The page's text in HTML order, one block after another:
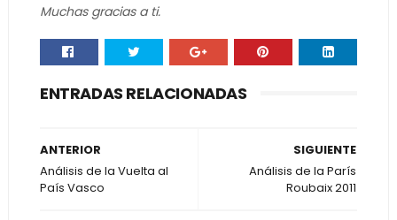
Muchas gracias a ti.
ENTRADAS RELACIONADAS
SIGUIENTE
Análisis de la París
Roubaix 2011
ANTERIOR
Análisis de la Vuelta al
País Vasco